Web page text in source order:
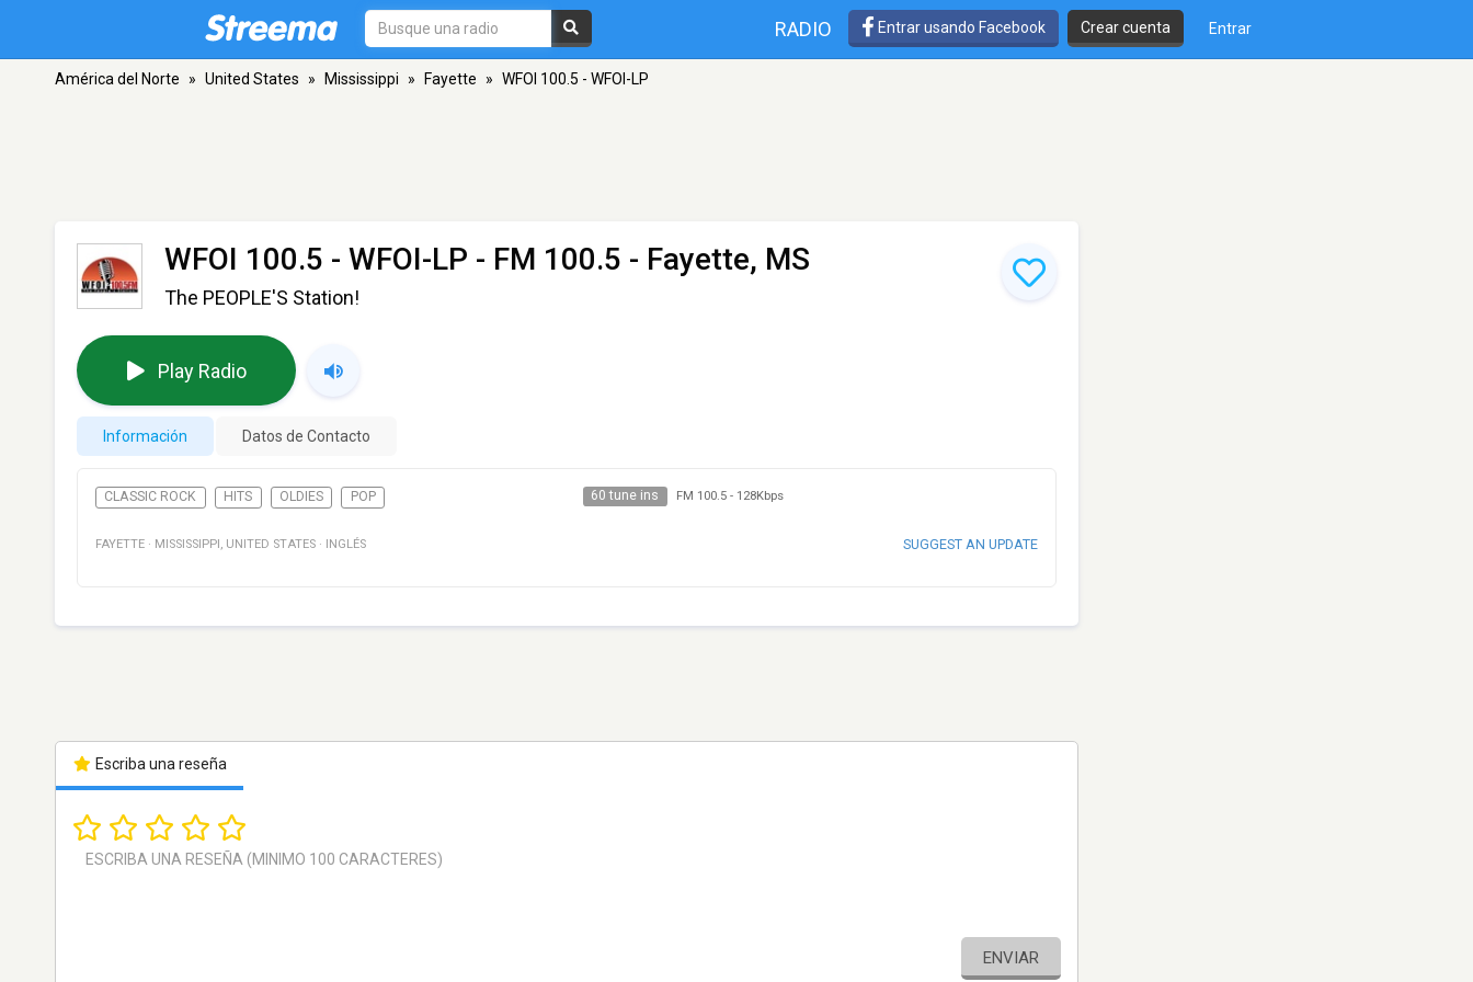
RADIO Entrar usando Facebook Crear cuenta Entrar
América del Norte » United States » Mississippi » Fayette » WFOI 100.5 - WFOI-LP
WFOI 100.5 - WFOI-LP - FM 100.5 - Fayette, MS
The PEOPLE'S Station!
Play Radio
Información Datos de Contacto
CLASSIC ROCK HITS OLDIES POP 60 tune ins FM 100.5- 128Kbps
FAYETTE · MISSISSIPPI , UNITED STATES · INGLÉS SUGGEST AN UPDATE
Escriba una reseña
ENVIAR